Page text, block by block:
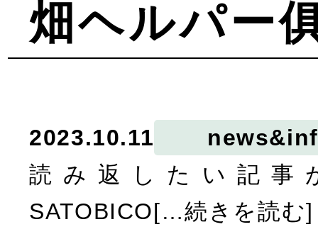
畑ヘルパー
2023.10.11
読み返したい記事
SATOBICO[…続きを読む]